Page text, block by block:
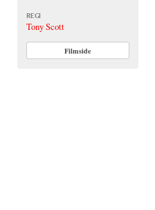
REGI
Tony Scott
Filmside